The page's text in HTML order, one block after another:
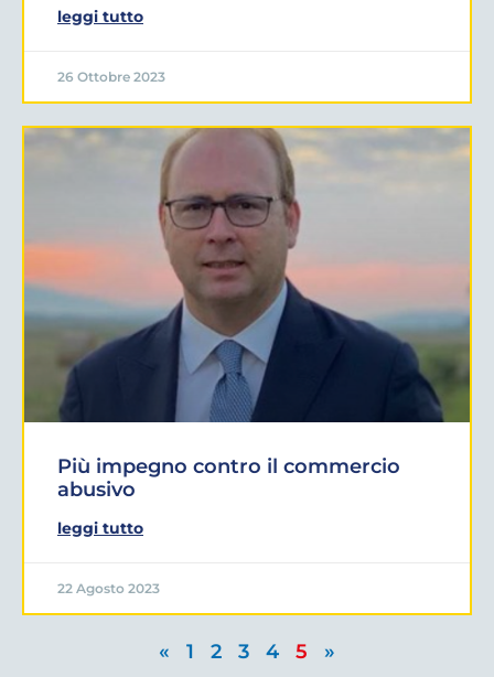
leggi tutto
26 Ottobre 2023
Più impegno contro il commercio
abusivo
leggi tutto
22 Agosto 2023
« 1 2 3 4 5 »